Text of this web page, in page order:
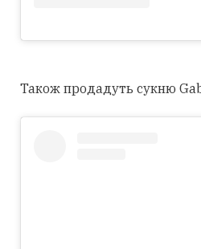
Також продадуть сукню